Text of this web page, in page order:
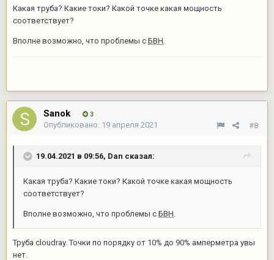
Какая труба? Какие токи? Какой точке какая мощность
соответствует?
Вполне возможно, что проблемы с БВН.
Sanok 3
#8
Опубликовано: 19 апреля 2021
19.04.2021 в 09:56, Dan сказал:
Какая труба? Какие токи? Какой точке какая мощность
соответствует?
Вполне возможно, что проблемы с БВН.
Труба cloudray. Точки по порядку от 10% до 90% амперметра увы
нет.